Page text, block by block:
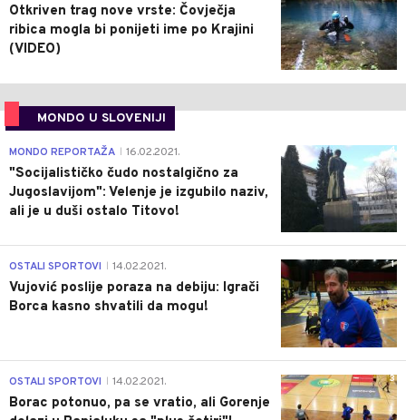
Otkriven trag nove vrste: Čovječja
ribica mogla bi ponijeti ime po Krajini
(VIDEO)
MONDO U SLOVENIJI
4
MONDO REPORTAŽA 16.02.2021.
"Socijalističko čudo nostalgično za
Jugoslavijom": Velenje je izgubilo naziv,
ali je u duši ostalo Titovo!
1
OSTALI SPORTOVI 14.02.2021.
Vujović poslije poraza na debiju: Igrači
Borca kasno shvatili da mogu!
3
OSTALI SPORTOVI 14.02.2021.
Borac potonuo, pa se vratio, ali Gorenje